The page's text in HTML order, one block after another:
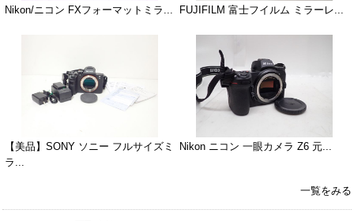
Nikon/ニコン FXフォーマットミラ... FUJIFILM 富士フイルム ミラーレ...
【美品】SONY ソニー フルサイズミ
ラ...
Nikon ニコン 一眼カメラ Z6 元...
一覧をみる